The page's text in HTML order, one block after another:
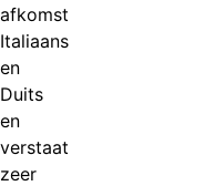
afkomst
Italiaans
en
Duits
en
verstaat
zeer